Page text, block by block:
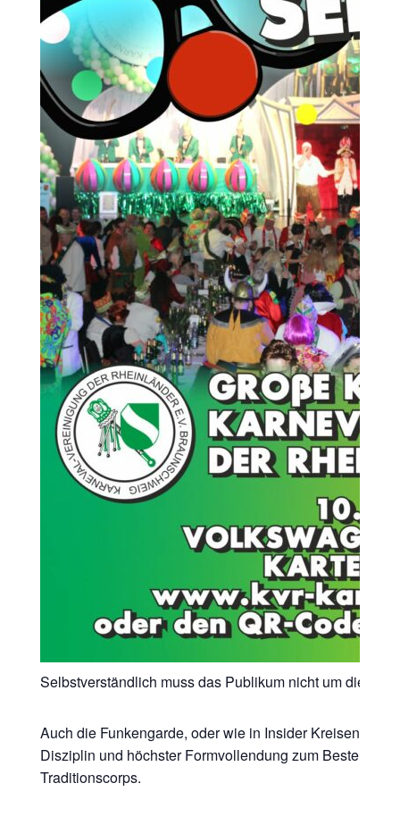
Selbstverständlich muss das Publikum nicht um die
Auch die Funkengarde, oder wie in Insider Kreisen
Disziplin und höchster Formvollendung zum Besten
Traditionscorps.